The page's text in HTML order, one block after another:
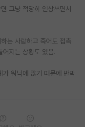
그냥 적당히 인상쓰면서
는 사람하고 죽어도 접촉
어지는 상황도 있음.
가 워낙에 많기 때문에 반박